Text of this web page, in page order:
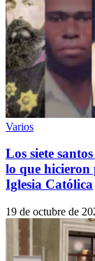
Varios
Los siete
lo que hicieron
Iglesia Católica
19 de octubre de